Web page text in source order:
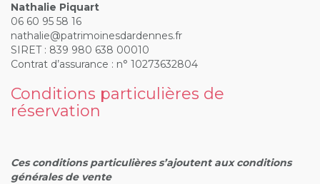
Nathalie Piquart
06 60 95 58 16
nathalie@patrimoinesdardennes.fr
SIRET : 839 980 638 00010
Contrat d’assurance : n° 10273632804
Conditions particulières de
réservation
Ces conditions particulières s’ajoutent aux conditions
générales de vente